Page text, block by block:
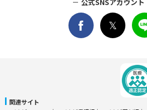
公式SNSアカウント
関連サイト